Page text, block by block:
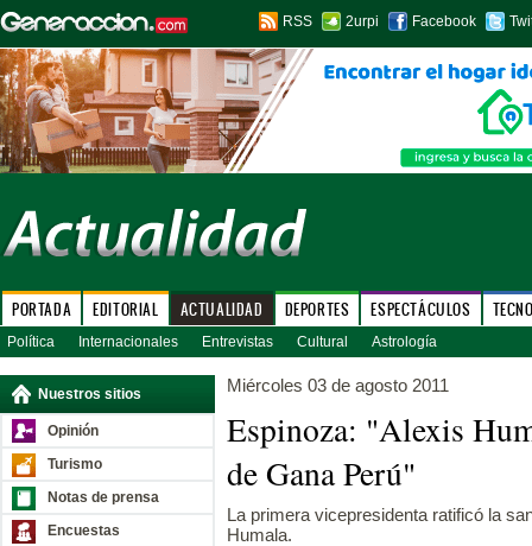
RSS 2urpi Facebook
PORTADA EDITORIAL ACTUALIDAD DEPORTES ESPECTÁCULOS
Política Internacionales Entrevistas Cultural Astrología
Nuestros sitios
Opinión
Turismo
Notas de prensa
Encuestas
Miércoles 03 de agosto 2011
Espinoza: "Alexis
de Gana Perú"
La primera vicepresidenta ratificó la
Humala.